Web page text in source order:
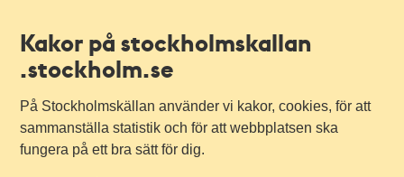
Kakor på stockholmskallan
.stockholm.se
På Stockholmskällan använder vi kakor, cookies, för att
sammanställa statistik och för att webbplatsen ska
fungera på ett bra sätt för dig.